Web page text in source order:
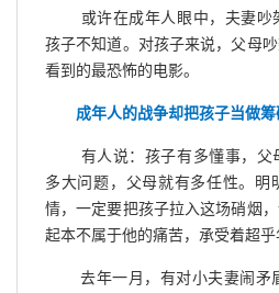
或许在成年人眼中，夫妻
孩子不知道。对孩子来说，父母
看到的最恐怖的电影。
成年人的战争却把孩子当做筹
有人说：孩子有多懂事，
多大问题，父母就有多任性。明
情，一定要把孩子拉入这场硝烟
起本不属于他的痛苦，承受着超乎
去年一月，有对小夫妻闹矛